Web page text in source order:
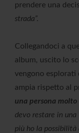
prendere una
strada”.
Collegandoci a
album, uscito lo
vengono esplorati
ampia rispetto al
una persona molto
devo restare in una
più ho la possibilità